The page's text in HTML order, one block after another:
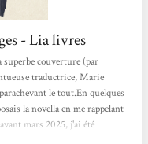
- Lia livres
superbe couverture (par
traductrice, Marie
le tout.En quelques
la novella en me rappelant
mars 2025, j'ai été